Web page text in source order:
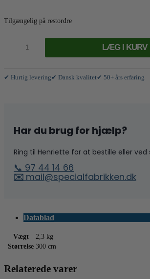
Tilgængelig på restordre
LÆG I KURV
✔ Hurtig levering✔ Dansk kvalitet✔ 50+ års erfaring
Har du brug for hjælp?
Ring til Henriette for at bestille eller ved
📞 97 44 14 66
✉️ mail@specialfabrikken.dk
Datablad
Vægt
2,3 kg
Størrelse 300 cm
Relaterede varer